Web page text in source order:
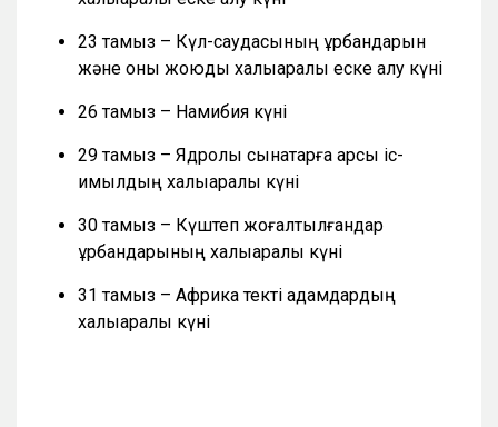
23 тамыз – Күл-саудасының құрбандарын
және оны жоюды халықаралық еске алу күні
26 тамыз – Намибия күні
29 тамыз – Ядролық сынақтарға қарсы іс-
қимылдың халықаралық күні
30 тамыз – Күштеп жоғалтылғандар
құрбандарының халықаралық күні
31 тамыз – Африка текті адамдардың
халықаралық күні